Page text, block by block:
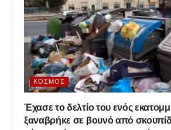
ΚΌΣΜΟΣ
Έχασε το δελτίο του ενός
ξαναβρήκε σε βουνό από